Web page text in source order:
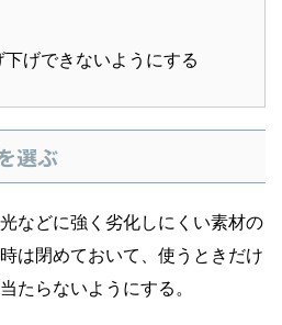
げできないようにする
選ぶ
などに強く劣化しにくい素材の
は閉めておいて、使うときだけ
たらないようにする。